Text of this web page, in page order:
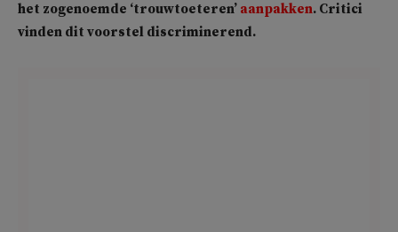
het zogenoemde ‘trouwtoeteren’ aanpakken. Critici
vinden dit voorstel discriminerend.